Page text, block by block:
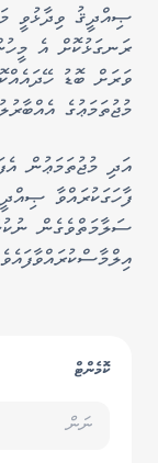
ޞިއްދީޤު ވިދާޅުވީ
ރަނގަޅުކޮށް އެ
ވަރަށް ބޮޑު
މުޖުތަމަޢުގެ
އަދި މުޖުތަމަޢުން
ފާހަގަކުރައްވާ
ސަލާމަތްވެގެން
ކޮމެންޓް